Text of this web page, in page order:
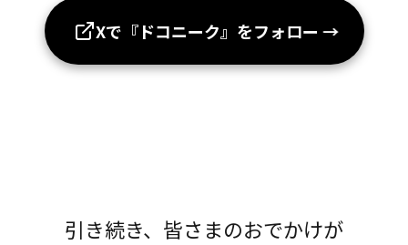
Xで『ドコニーク』をフォロー →
引き続き、皆さまのおでかけが